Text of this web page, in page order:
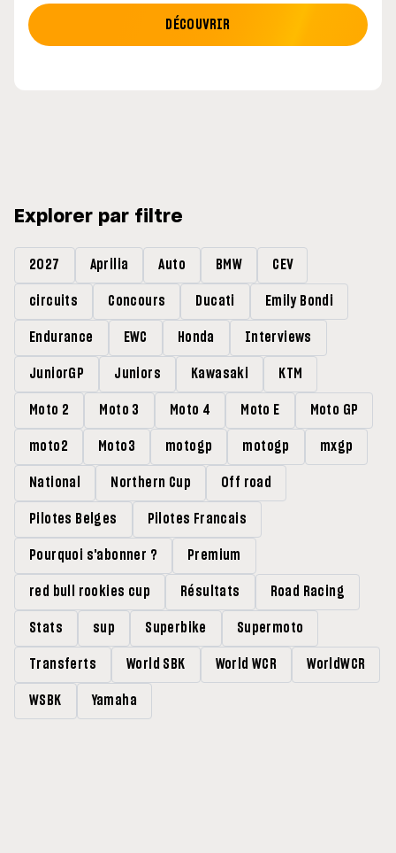
DÉCOUVRIR
Explorer par filtre
2027 Aprilia Auto BMW CEV
circuits Concours Ducati Emily Bondi
Endurance EWC Honda Interviews
JuniorGP Juniors Kawasaki KTM
Moto 2 Moto 3 Moto 4 Moto E Moto GP
moto2 Moto3 motogp motogp mxgp
National Northern Cup Off road
Pilotes Belges Pilotes Francais
Pourquoi s'abonner ? Premium
red bull rookies cup Résultats Road Racing
Stats sup Superbike Supermoto
Transferts World SBK World WCR WorldWCR
WSBK Yamaha